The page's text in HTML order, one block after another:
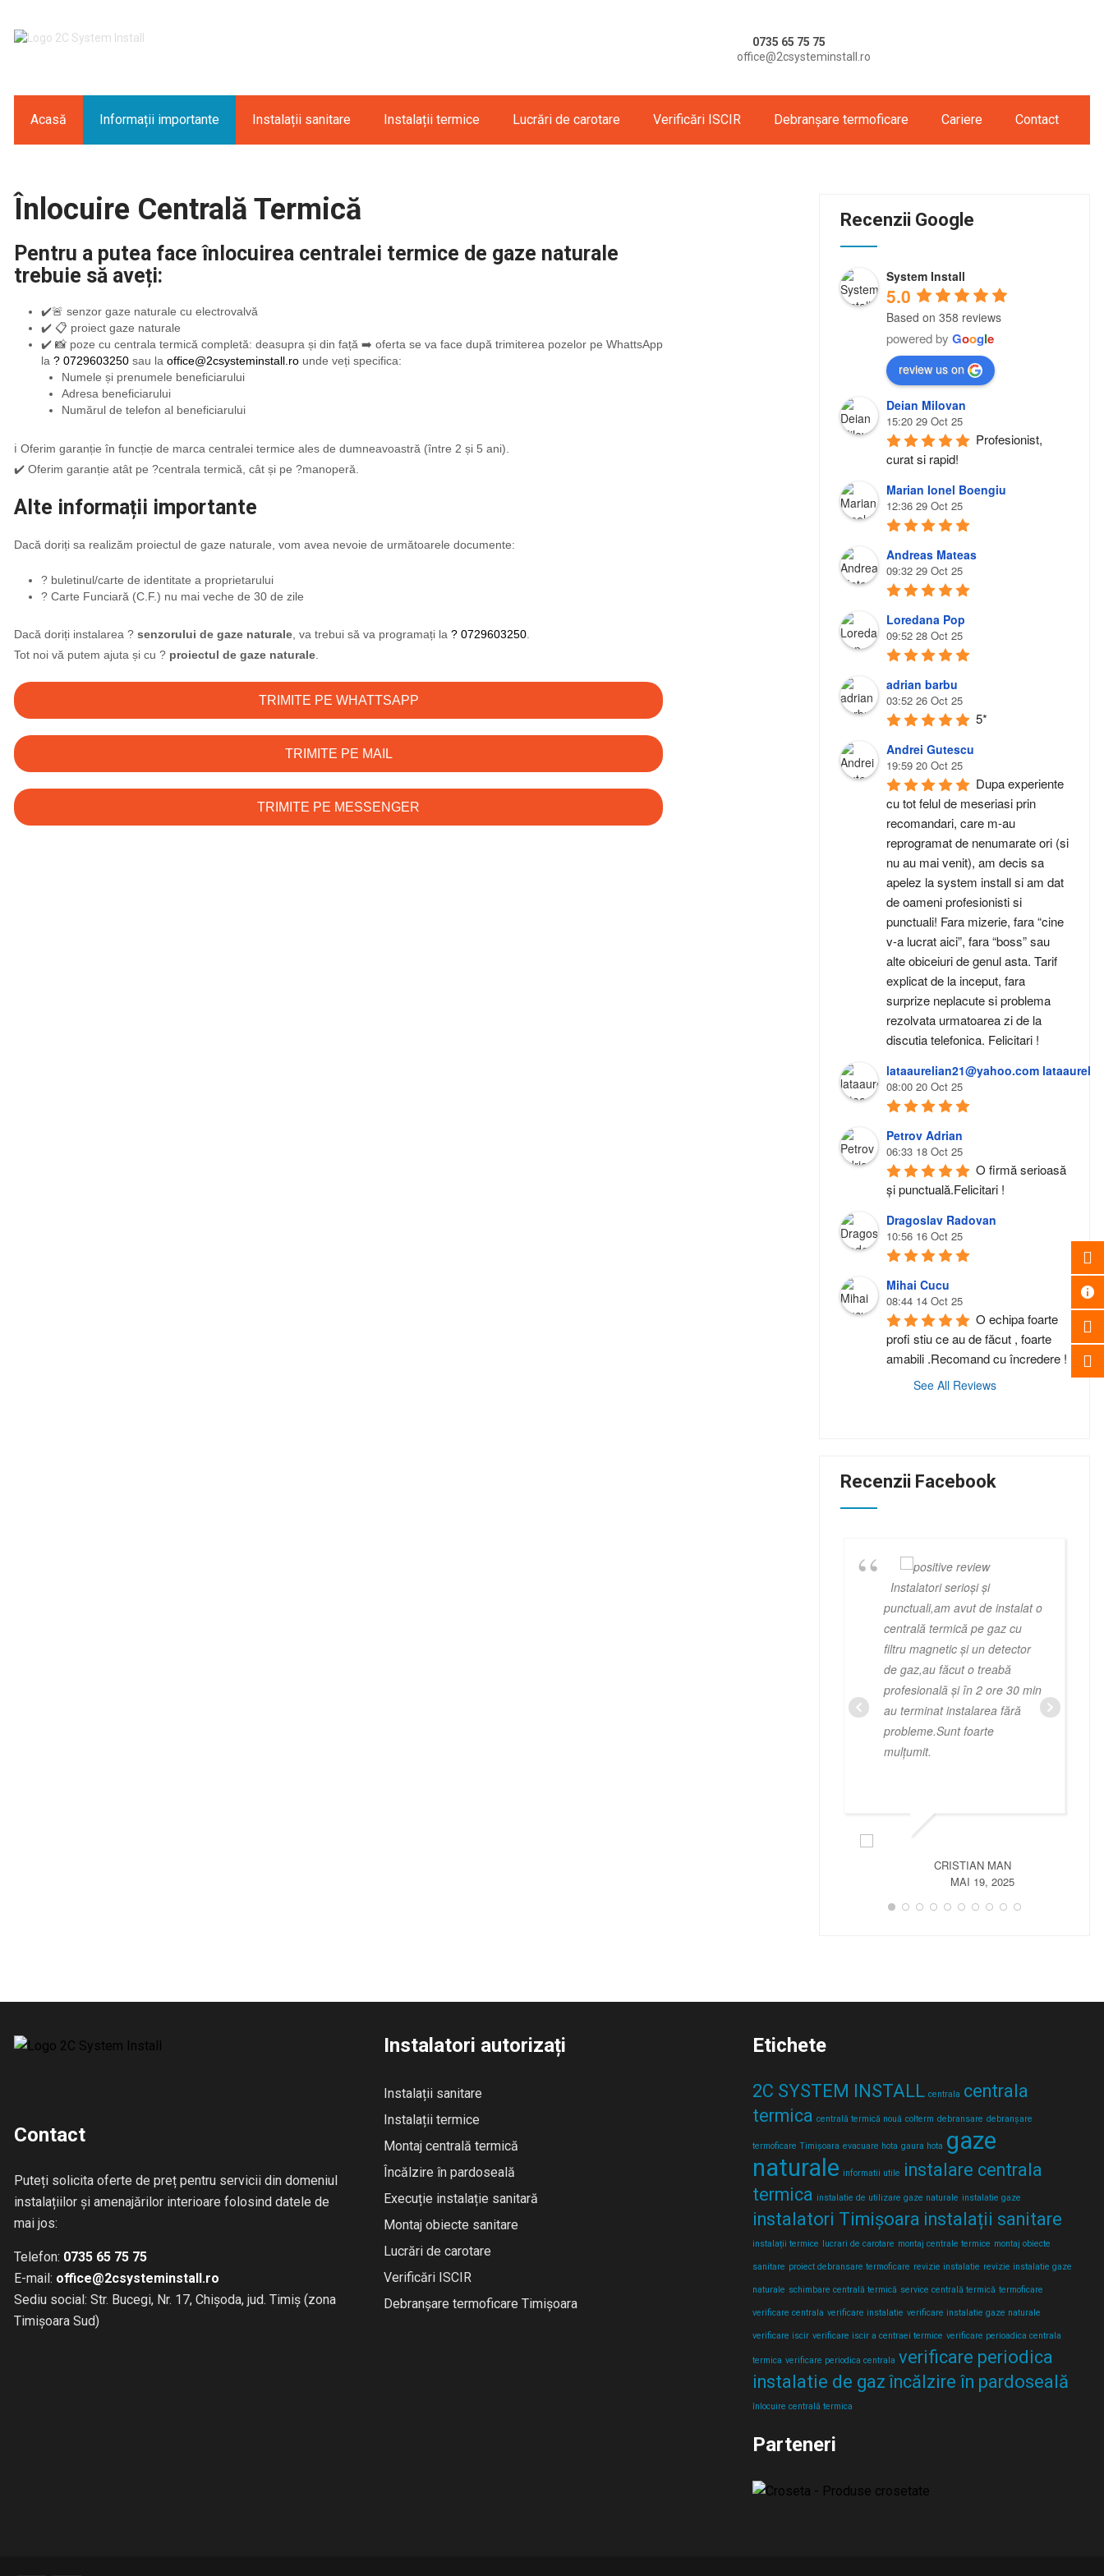
0735 65 75 75
office@2csysteminstall.ro
Acasă Informații importante Instalații sanitare Instalații termice Lucrări de carotare Verificări ISCIR Debranșare termoficare Cariere Contact
Înlocuire Centrală Termică
Pentru a putea face înlocuirea centralei termice de gaze naturale
trebuie să aveți:
✔️🚨 senzor gaze naturale cu electrovalvă
✔️ 📋 proiect gaze naturale
✔️ 📸 poze cu centrala termică completă: deasupra și din față ➡️ oferta se va face după trimiterea pozelor pe WhattsApp
la ? 0729603250sau la office@2csysteminstall.rounde veți specifica:
Numele și prenumele beneficiarului
Adresa beneficiarului
Numărul de telefon al beneficiarului
ℹ️ Oferim garanție în funcție de marca centralei termice ales de dumneavoastră (între 2 și 5 ani).
✔️ Oferim garanție atât pe ?centrala termică, cât și pe ?️manoperă.
Alte informații importante
Dacă doriți sa realizăm proiectul de gaze naturale, vom avea nevoie de următoarele documente:
? buletinul/carte de identitate a proprietarului
? Carte Funciară (C.F.) nu mai veche de 30 de zile
Dacă doriți instalarea ? senzorului de gaze naturale , va trebui să va programați la ? 0729603250
Tot noi vă putem ajuta și cu ? proiectul de gaze naturale
TRIMITE PE WHATTSAPP
TRIMITE PE MAIL
TRIMITE PE MESSENGER
Recenzii Google
System Install
5.0
Based on 358 reviews
powered by Google
review us on
Deian Milovan
15:20 29 Oct 25
Profesionist,
curat si rapid!
Marian Ionel Boengiu
12:36 29 Oct 25
Andreas Mateas
09:32 29 Oct 25
Loredana Pop
09:52 28 Oct 25
adrian barbu
03:52 26 Oct 25
5*
Andrei Gutescu
19:59 20 Oct 25
Dupa experiente
cu tot felul de meseriasi prin
recomandari, care m-au
reprogramat de nenumarate ori (si
nu au mai venit), am decis sa
apelez la system install si am dat
de oameni profesionisti si
punctuali! Fara mizerie, fara “cine
v-a lucrat aici”, fara “boss” sau
alte obiceiuri de genul asta. Tarif
explicat de la inceput, fara
surprize neplacute si problema
rezolvata urmatoarea zi de la
discutia telefonica. Felicitari !
lataaurelian21@yahoo.com
08:00 20 Oct 25
Petrov Adrian
06:33 18 Oct 25
O firmă serioasă
și punctuală.Felicitari !
Dragoslav Radovan
10:56 16 Oct 25
Mihai Cucu
08:44 14 Oct 25
O echipa foarte
profi stiu ce au de făcut , foarte
amabili .Recomand cu încredere !
See All Reviews
Recenzii Facebook
Instalatori serioși și
punctuali,am avut de instalat o
centrală termică pe gaz cu
filtru magnetic și un detector
de gaz,au făcut o treabă
profesională și în 2 ore 30 min
au terminat instalarea fără
probleme.Sunt foarte
mulțumit.
CRISTIAN MAN
MAI 19, 2025
Contact
Puteți solicita oferte de preț pentru servicii din domeniul
instalațiilor și amenajărilor interioare folosind datele de
mai jos:
Telefon: 0735 65 75 75
E-mail: office@2csysteminstall.ro
Sediu social: Str. Bucegi, Nr. 17, Chișoda, jud. Timiș (zona
Timișoara Sud)
Instalatori autorizați
Instalații sanitare
Instalații termice
Montaj centrală termică
Încălzire în pardoseală
Execuție instalație sanitară
Montaj obiecte sanitare
Lucrări de carotare
Verificări ISCIR
Debranșare termoficare Timișoara
Etichete
2C SYSTEM INSTALL centrala centrala
termica centrală termică nouă colterm debransare debranșare
termoficare Timișoara evacuare hota gaura hota gaze
naturale informatii utile instalare centrala
termica instalatie de utilizare gaze naturale instalatie gaze
instalatori Timișoara instalații sanitare
instalații termice lucrari de carotare montaj centrale termice montaj obiecte
sanitare proiect debransare termoficare revizie instalatie revizie instalatie gaze
naturale schimbare centrală termică service centrală termică termoficare
verificare centrala verificare instalatie verificare instalatie gaze naturale
verificare iscir verificare iscir a centraei termice verificare perioadica centrala
termica verificare periodica centrala verificare periodica
instalatie de gaz încălzire în pardoseală
înlocuire centrală termica
Parteneri